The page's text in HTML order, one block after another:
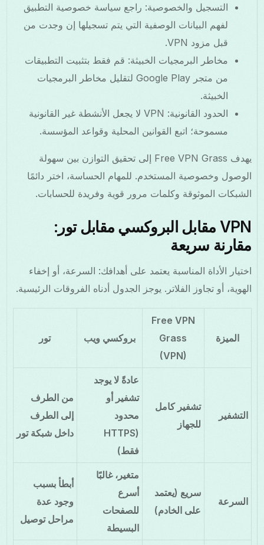
التسجيل والخصوصية: راجع سياسة خصوصية التطبيق
لفهم البيانات الوصفية التي يتم تسجيلها إن وجدت من
قبل مزود VPN.
مخاطر البرمجيات الخبيثة: قم فقط بتثبيت التطبيقات
من متجر Google Play لتقليل مخاطر البرمجيات
الخبيثة.
الحدود القانونية: VPN لا يجعل الأنشطة غير القانونية
مسموحة؛ اتبع القوانين المحلية وقواعد المؤسسة.
يهدف Free VPN Grass إلى تحقيق التوازن بين سهولة
الوصول وخصوصية المستخدم. للمهام الحساسة، اختر دائمًا
الشبكات الموثوقة وكلمات مرور قوية وفريدة للحسابات.
VPN مقابل البروكسي مقابل تور:
مقارنة سريعة
اختيار الأداة المناسبة يعتمد على أهدافك: السرعة، أو إخفاء
الهوية، أو تجاوز الفلاتر. يوجز الجدول أدناه الفروقات الرئيسية.
الميزة
Free VPN
Grass
(VPN)
بروكسي ويب تور
التشفير
تشفير كامل
للجهاز
عادةً لا يوجد
تشفير أو
محدود
(HTTPS
فقط)
من الطرف
إلى الطرف
داخل شبكة تور
السرعة
سريع (يعتمد
على الخادم)
متغير، غالبًا
أسرع
للصفحات
البسيطة
أبطأ بسبب
وجود عدة
مراحل توصيل